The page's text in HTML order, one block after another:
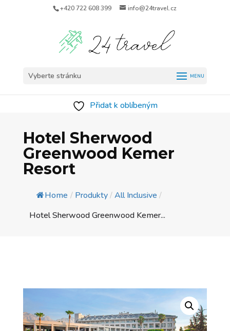
+420 722 608 399 info@24travel.cz
Vyberte stránku
Přidat k oblíbeným
Hotel Sherwood
Greenwood Kemer
Resort
Home / Produkty/All Inclusive /
Hotel Sherwood Greenwood Kemer...